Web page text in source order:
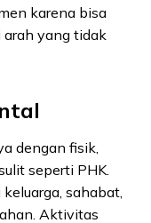
karena bisa
arah yang tidak
dengan fisik,
seperti PHK.
sahabat,
Aktivitas